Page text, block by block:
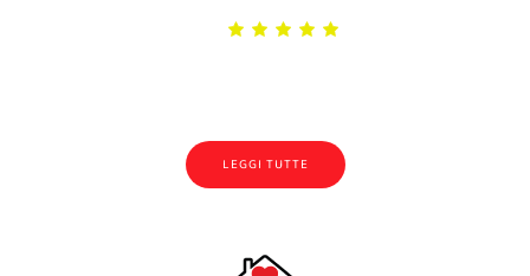
LEGGI TUTTE